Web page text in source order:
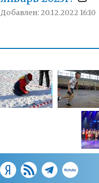
Добавлен: 20.12.2022 16:10